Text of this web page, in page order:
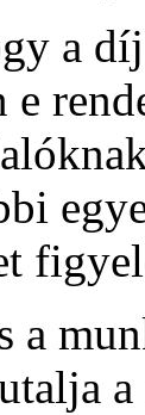
a
e
a